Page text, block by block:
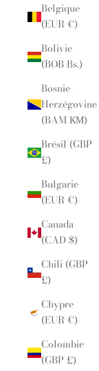
Belgique
(EUR €)
Bolivie
(BOB Bs.)
Bosnie-
Herzégovine
(BAM КМ)
Brésil (GBP
£)
Bulgarie
(EUR €)
Canada
(CAD $)
Chili (GBP
£)
Chypre
(EUR €)
Colombie
(GBP £)